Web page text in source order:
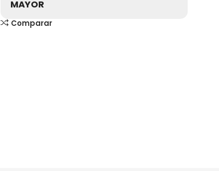
MAYOR
Comparar